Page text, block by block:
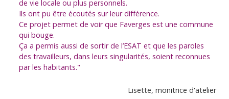
de vie locale ou plus personnels.
Ils ont pu être écoutés sur leur différence.
Ce projet permet de voir que Faverges est une commune
qui bouge.
Ça a permis aussi de sortir de l’ESAT et que les paroles
des travailleurs, dans leurs singularités, soient reconnues
par les habitants."
Lisette, monitrice d'atelier